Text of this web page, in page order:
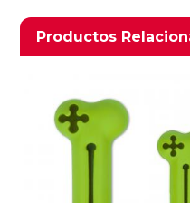
Productos
Productos